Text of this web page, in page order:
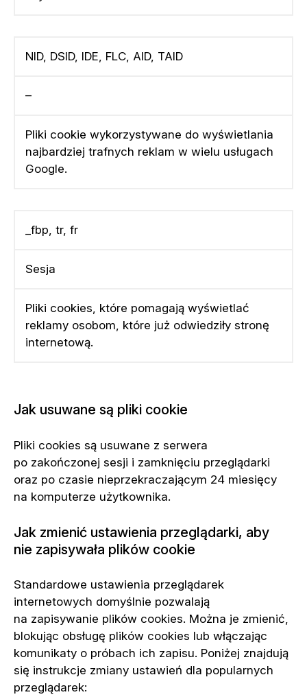
NID, DSID, IDE, FLC, AID, TAID
–
Pliki cookie wykorzystywane do wyświetlania
najbardziej trafnych reklam w wielu usługach
Google.
_fbp, tr, fr
Sesja
Pliki cookies, które pomagają wyświetlać
reklamy osobom, które już odwiedziły stronę
internetową.
Jak usuwane są pliki cookie
Pliki cookies są usuwane z serwera
po zakończonej sesji i zamknięciu przeglądarki
oraz po czasie nieprzekraczającym 24 miesięcy
na komputerze użytkownika.
Jak zmienić ustawienia przeglądarki, aby
nie zapisywała plików cookie
Standardowe ustawienia przeglądarek
internetowych domyślnie pozwalają
na zapisywanie plików cookies. Można je zmienić,
blokując obsługę plików cookies lub włączając
komunikaty o próbach ich zapisu. Poniżej znajdują
się instrukcje zmiany ustawień dla popularnych
przeglądarek: